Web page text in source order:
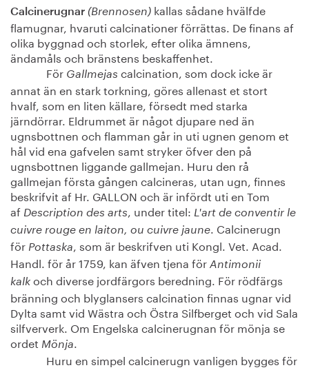
Calcinerugnar (Brennosen) kallas sådane hvälfde
flamugnar, hvaruti calcinationer förrättas. De finans af
olika byggnad och storlek, efter olika ämnens,
ändamåls och bränstens beskaffenhet.
För Gallmejas calcination, som dock icke är
annat än en stark torkning, göres allenast et stort
hvalf, som en liten källare, försedt med starka
järndörrar. Eldrummet är något djupare ned än
ugnsbottnen och flamman går in uti ugnen genom et
hål vid ena gafvelen samt stryker öfver den på
ugnsbottnen liggande gallmejan. Huru den rå
gallmejan första gången calcineras, utan ugn, finnes
beskrifvit af Hr. GALLON och är infördt uti en Tom
af Description des arts, under titel: L'art de conventir le
cuivre rouge en laiton, ou cuivre jaune. Calcinerugn
för Pottaska, som är beskrifven uti Kongl. Vet. Acad.
Handl. för år 1759, kan äfven tjena för Antimonii
kalk och diverse jordfärgors beredning. För rödfärgs
bränning och blyglansers calcination finnas ugnar vid
Dylta samt vid Wästra och Östra Silfberget och vid Sala
silfververk. Om Engelska calcinerugnan för mönja se
ordet Mönja.
Huru en simpel calcinerugn vanligen bygges för